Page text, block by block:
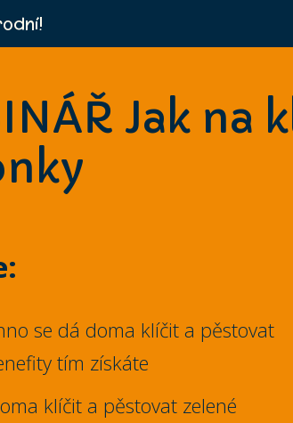
Jak na
se dá doma klíčit a pěstovat
tím získáte
klíčit a pěstovat zelené